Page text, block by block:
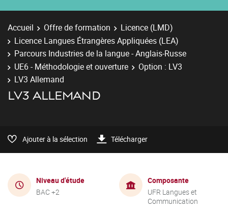
Accueil Offre de formation
Licence (LMD)
Licence Langues Étrangères Appliquées (LEA)
Parcours Industries de la langue - Anglais-Russe
UE6 - Méthodologie et ouverture
Option : LV3
LV3 Allemand
LV3 ALLEMAND
Ajouter à la sélection Télécharger
Niveau d'étude
BAC +2
Composante
UFR Langues et
Communication